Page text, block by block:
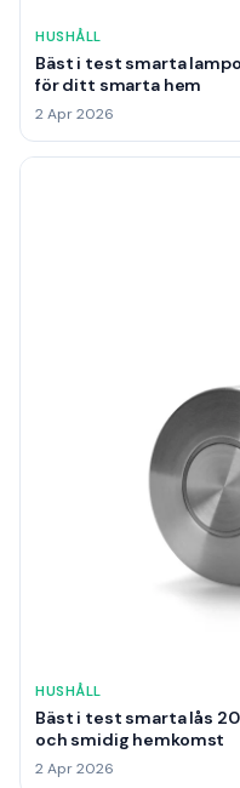
HUSHÅLL
Bäst i test smarta
för ditt smarta hem
2 Apr 2026
HUSHÅLL
Bäst i test smarta lås
och smidig hemkomst
2 Apr 2026